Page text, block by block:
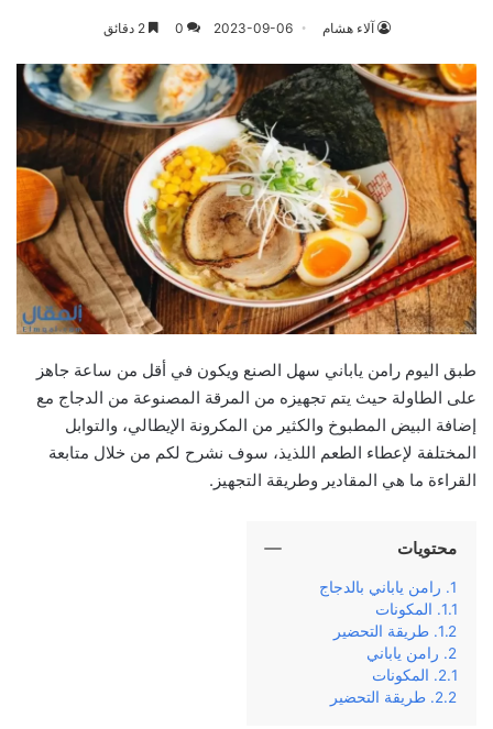
آلاء هشام 2023-09-06
0 2 دقائق
طبق اليوم رامن ياباني سهل الصنع ويكون في أقل من ساعة جاهز
على الطاولة حيث يتم تجهيزه من المرقة المصنوعة من الدجاج مع
إضافة البيض المطبوخ والكثير من المكرونة الإيطالي، والتوابل
المختلفة لإعطاء الطعم اللذيذ، سوف نشرح لكم من خلال متابعة
القراءة ما هي المقادير وطريقة التجهيز.
محتويات
رامن ياباني بالدجاج
المكونات
طريقة التحضير
رامن ياباني
المكونات
طريقة التحضير